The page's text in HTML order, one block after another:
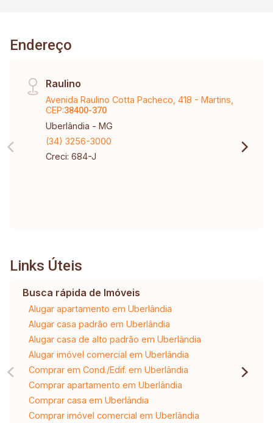
Endereço
Raulino
Avenida Raulino Cotta Pacheco, 418 - Martins,
CEP:38400-370
Uberlândia - MG
(34) 3256-3000
Creci: 684-J
Links Úteis
Busca rápida de Imóveis
Alugar apartamento em Uberlândia
Alugar casa padrão em Uberlândia
Alugar casa de alto padrão em Uberlândia
Alugar imóvel comercial em Uberlândia
Comprar em Cond./Edif. em Uberlândia
Comprar apartamento em Uberlândia
Comprar casa em Uberlândia
Comprar imóvel comercial em Uberlândia